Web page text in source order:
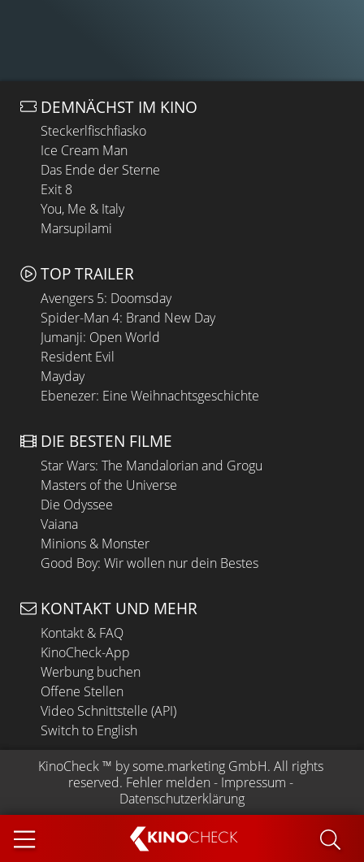
KINOCHECK
DEMNÄCHST IM KINO
Steckerlfischfiasko
Ice Cream Man
Das Ende der Sterne
Exit 8
You, Me & Italy
Marsupilami
TOP TRAILER
Avengers 5: Doomsday
Spider-Man 4: Brand New Day
Jumanji: Open World
Resident Evil
Mayday
Ebenezer: Eine Weihnachtsgeschichte
DIE BESTEN FILME
Star Wars: The Mandalorian and Grogu
Masters of the Universe
Die Odyssee
Vaiana
Minions & Monster
Good Boy: Wir wollen nur dein Bestes
KONTAKT UND MEHR
Kontakt & FAQ
KinoCheck-App
Werbung buchen
Offene Stellen
Video Schnittstelle (API)
Switch to English
KinoCheck ™ by some.marketing GmbH. All rights
reserved. Fehler melden - Impressum -
Datenschutzerklärung